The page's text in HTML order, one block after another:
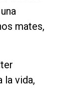
mates,
la vida,